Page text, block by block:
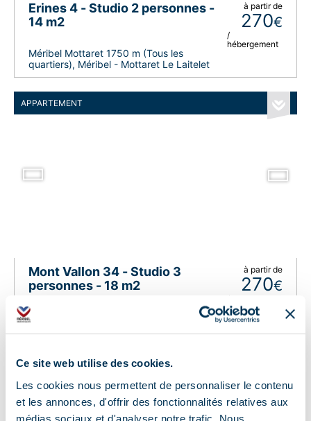
Ce site web utilise des cookies.
Les cookies nous permettent de personnaliser le contenu
et les annonces, d'offrir des fonctionnalités relatives aux
médias sociaux et d'analyser notre trafic. Nous
Erines 4 - Studio 2 personnes -
14 m2
Méribel Mottaret 1750 m (Tous les
quartiers), Méribel - Mottaret Le Laitelet
à partir de
270€
/
hébergement
APPARTEMENT
Mont Vallon 34 - Studio 3
personnes - 18 m2
Méribel Mottaret 1750 m (Tous les
à partir de
270€
/
hébergement
APPARTEMENT